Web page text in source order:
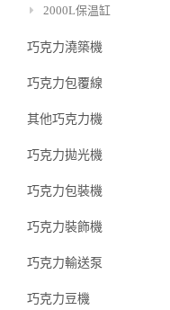
2000L保温缸
巧克力澆築機
巧克力包覆線
其他巧克力機
巧克力拋光機
巧克力包裝機
巧克力裝飾機
巧克力輸送泵
巧克力豆機